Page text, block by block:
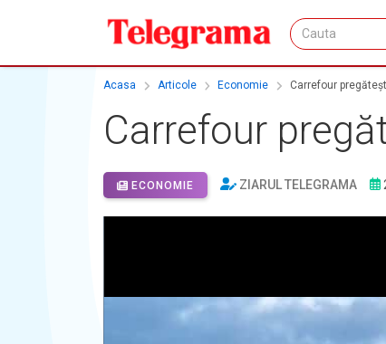
Acasa Articole Economie Carrefour
Carrefour
ECONOMIE ZIARUL TELEGRAMA